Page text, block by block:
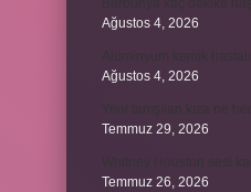
Ağustos 4, 2026
Ağustos 4, 2026
Temmuz 29, 2026
Temmuz 26, 2026